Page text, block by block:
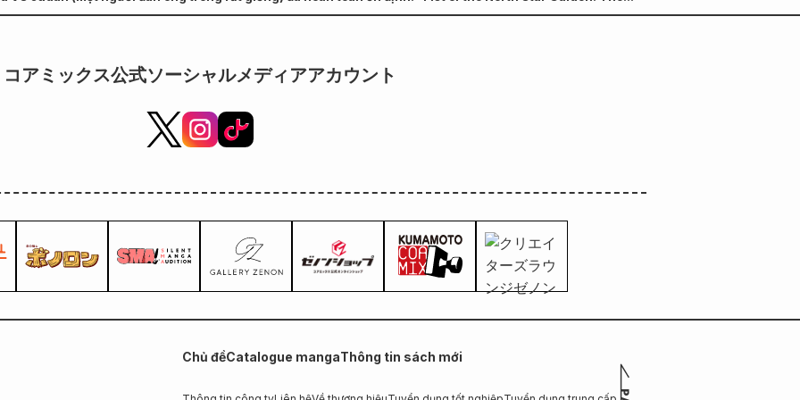
of the Genius Amiba's Overlord in Another World" Tập 7 phát hành vào ngày 20 tháng 5
コアミックス公式ソーシャルメディアアカウント
Chủ đềCatalogue mangaThông tin sách mới